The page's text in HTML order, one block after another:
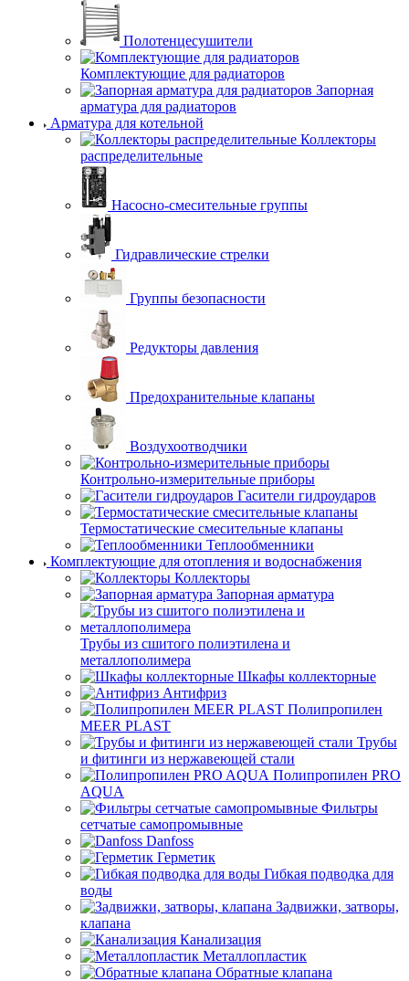
Полотенцесушители
Комплектующие для радиаторов
Запорная
арматура для радиаторов
Арматура для котельной
Коллекторы
распределительные
Насосно-смесительные группы
Гидравлические стрелки
Группы безопасности
Редукторы давления
Предохранительные клапаны
Воздухоотводчики
Контрольно-измерительные приборы
Гасители гидроударов
Термостатические смесительные клапаны
Теплообменники
Комплектующие для отопления и водоснабжения
Коллекторы
Запорная арматура
Трубы из сшитого полиэтилена и
металлополимера
Шкафы коллекторные
Антифриз
Полипропилен
MEER PLAST
Трубы
и фитинги из нержавеющей стали
Полипропилен PRO
AQUA
Фильтры
сетчатые самопромывные
Danfoss
Герметик
Гибкая подводка для
воды
Задвижки, затворы,
клапана
Канализация
Металлопластик
Обратные клапана